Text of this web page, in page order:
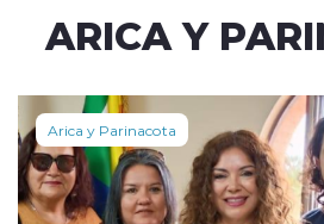
ARICA Y
Arica y Parinacota